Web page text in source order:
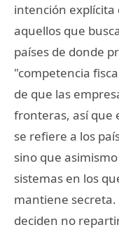
intención explícita
aquellos que
países de donde
"competencia
de que las
fronteras, así que
se refiere a los
sino que
sistemas en los
mantiene secreta.
deciden no